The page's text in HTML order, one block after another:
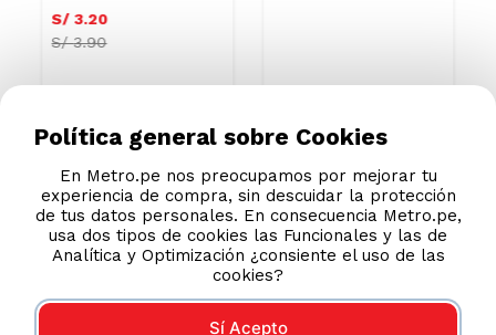
S/ 3.20
S/3.90
Política general sobre Cookies
En Metro.pe nos preocupamos por mejorar tu
experiencia de compra, sin descuidar la protección
de tus datos personales. En consecuencia Metro.pe,
usa dos tipos de cookies las Funcionales y las de
Analítica y Optimización ¿consiente el uso de las
cookies?
Sí Acepto